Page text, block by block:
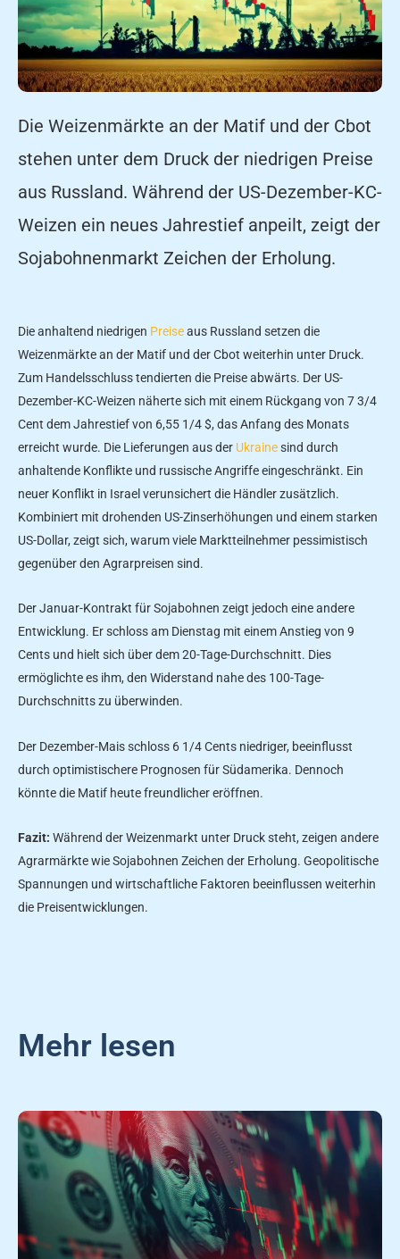
Die Weizenmärkte an der Matif und der Cbot
stehen unter dem Druck der niedrigen Preise
aus Russland. Während der US-Dezember-KC-
Weizen ein neues Jahrestief anpeilt, zeigt der
Sojabohnenmarkt Zeichen der Erholung.
Die anhaltend niedrigen Preiseaus Russland setzen die
Weizenmärkte an der Matif und der Cbot weiterhin unter Druck.
Zum Handelsschluss tendierten die Preise abwärts. Der US-
Dezember-KC-Weizen näherte sich mit einem Rückgang von 7 3/4
Cent dem Jahrestief von 6,55 1/4 $, das Anfang des Monats
erreicht wurde. Die Lieferungen aus der Ukrainesind durch
anhaltende Konflikte und russische Angriffe eingeschränkt. Ein
neuer Konflikt in Israel verunsichert die Händler zusätzlich.
Kombiniert mit drohenden US-Zinserhöhungen und einem starken
US-Dollar, zeigt sich, warum viele Marktteilnehmer pessimistisch
gegenüber den Agrarpreisen sind.
Der Januar-Kontrakt für Sojabohnen zeigt jedoch eine andere
Entwicklung. Er schloss am Dienstag mit einem Anstieg von 9
Cents und hielt sich über dem 20-Tage-Durchschnitt. Dies
ermöglichte es ihm, den Widerstand nahe des 100-Tage-
Durchschnitts zu überwinden.
Der Dezember-Mais schloss 6 1/4 Cents niedriger, beeinflusst
durch optimistischere Prognosen für Südamerika. Dennoch
könnte die Matif heute freundlicher eröffnen.
Fazit: Während der Weizenmarkt unter Druck steht, zeigen andere
Agrarmärkte wie Sojabohnen Zeichen der Erholung. Geopolitische
Spannungen und wirtschaftliche Faktoren beeinflussen weiterhin
die Preisentwicklungen.
Mehr lesen